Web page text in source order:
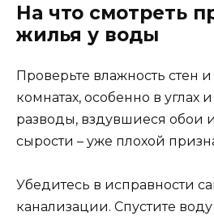
На что смотреть
жилья у воды
Проверьте влажность стен
комнатах, особенно в углах
разводы, вздувшиеся обои
сырости – уже плохой
Убедитесь в исправности
канализации. Спустите воду